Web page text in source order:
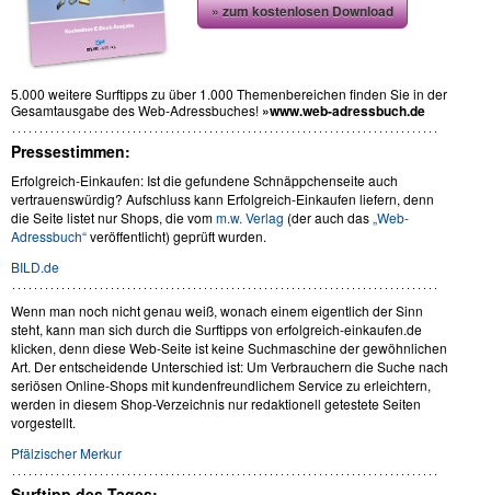
» zum kostenlosen Download
5.000 weitere Surftipps zu über 1.000 Themenbereichen finden Sie in der
Gesamtausgabe des Web-Adressbuches! »www.web-adressbuch.de
Pressestimmen:
Erfolgreich-Einkaufen: Ist die gefundene Schnäppchenseite auch
vertrauenswürdig? Aufschluss kann Erfolgreich-Einkaufen liefern, denn
die Seite listet nur Shops, die vomm.w. Verlag (der auch das„Web-
Adressbuch“veröffentlicht) geprüft wurden.
BILD.de
Wenn man noch nicht genau weiß, wonach einem eigentlich der Sinn
steht, kann man sich durch die Surftipps von erfolgreich-einkaufen.de
klicken, denn diese Web-Seite ist keine Suchmaschine der gewöhnlichen
Art. Der entscheidende Unterschied ist: Um Verbrauchern die Suche nach
seriösen Online-Shops mit kundenfreundlichem Service zu erleichtern,
werden in diesem Shop-Verzeichnis nur redaktionell getestete Seiten
vorgestellt.
Pfälzischer Merkur